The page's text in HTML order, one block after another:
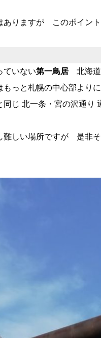
ありますが このポイン
す
ていない第一鳥居 北海道
もっと札幌の中心部より
同じ 北一条・宮の沢通
難しい場所ですが 是非